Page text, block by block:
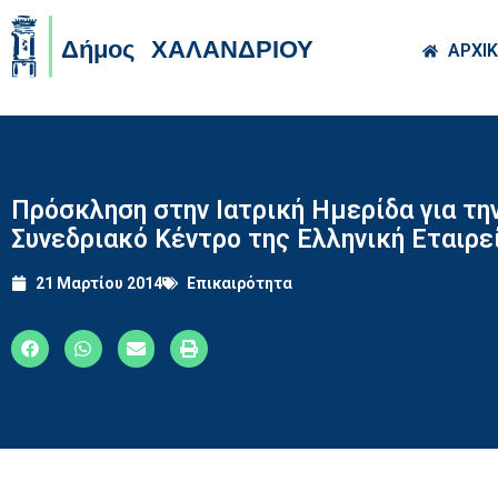
Πρόσκληση στην Ιατρική Ημερίδα για
Συνεδριακό Κέντρο της Ελληνική
21 Μαρτίου 2014 Επικαιρότητα